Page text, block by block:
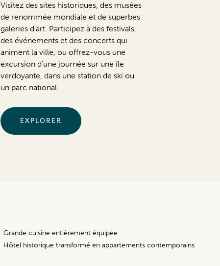
Visitez des sites historiques, des musées
de renommée mondiale et de superbes
galeries d'art. Participez à des festivals,
des événements et des concerts qui
animent la ville, ou offrez-vous une
excursion d'une journée sur une île
verdoyante, dans une station de ski ou
un parc national.
EXPLORER
Grande cuisine entièrement équipée
Hôtel historique transformé en appartements contemporains